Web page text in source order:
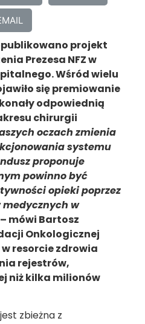
projekt
Prezesa NFZ w
Wśród wielu
się premiowanie
odpowiednią
chirurgii
oczach zmienia
systemu
proponuje
powinno być
opieki poprzez
w
– mówi Bartosz
Onkologicznej
resorcie zdrowia
rejestrów,
niż kilka milionów
zbieżna z